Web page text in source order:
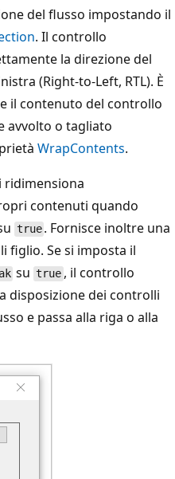
del flusso impostando il
. Il controllo
la direzione del
(Right-to-Left, RTL). È
il contenuto del controllo
avvolto o tagliato
WrapContents.
ridimensiona
contenuti quando
true . Fornisce inoltre una
figlio. Se si imposta il
sutrue, il controllo
disposizione dei controlli
e passa alla riga o alla